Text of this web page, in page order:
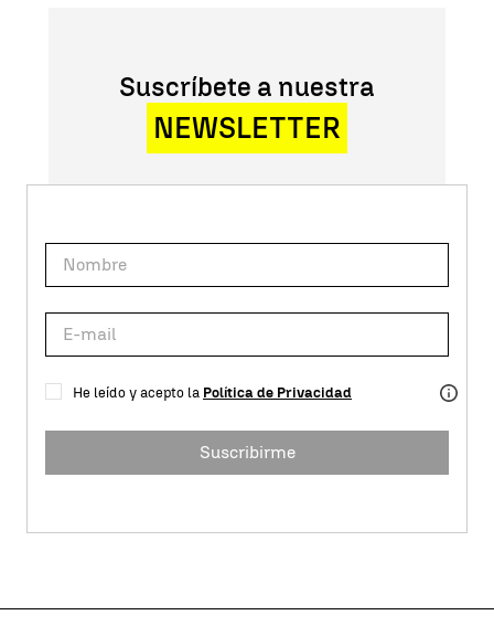
Suscríbete a nuestra
NEWSLETTER
He leído y acepto la Política de Privacidad
Suscribirme